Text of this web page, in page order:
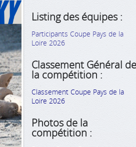
Listing des équipes :
Participants Coupe Pays de la
Loire 2026
Classement Général de
la compétition :
Classement Coupe Pays de la
Loire 2026
Photos de la
compétition :